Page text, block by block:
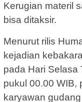
Kerugian materil
bisa ditaksir.
Menurut rilis
kejadian
pada Hari Selasa
pukul 00.00 WIB,
karyawan